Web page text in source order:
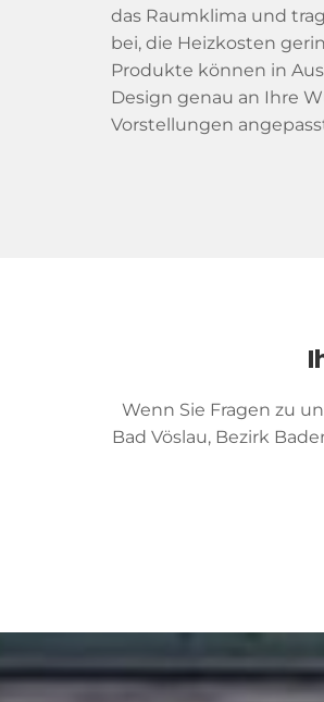
das Raumklima und
bei, die Heizkosten
Produkte können in
Design genau an Ihre
Vorstellungen
Wenn Sie Fragen zu
Bad Vöslau, Bezirk